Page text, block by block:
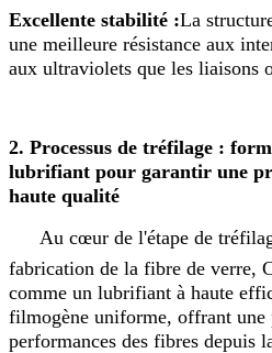
Excellente stabilité :La
une meilleure résistance aux
aux ultraviolets que les liaisons
2. Processus de tréfilage :
lubrifiant pour garantir une
haute qualité
Au cœur de l'étape de
fabrication de la fibre de verre,
comme un lubrifiant à haute
filmogène uniforme, offrant une
performances des fibres depuis